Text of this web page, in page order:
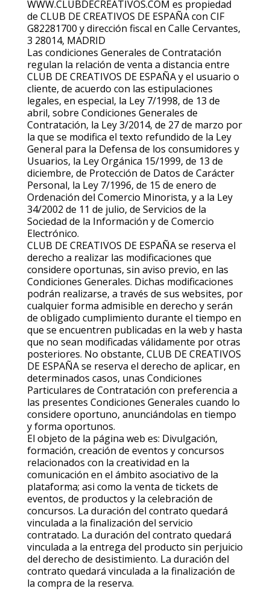
WWW.CLUBDECREATIVOS.COM es propiedad
de CLUB DE CREATIVOS DE ESPAÑA con CIF
G82281700 y dirección fiscal en Calle Cervantes,
3 28014, MADRID
Las condiciones Generales de Contratación
regulan la relación de venta a distancia entre
CLUB DE CREATIVOS DE ESPAÑA y el usuario o
cliente, de acuerdo con las estipulaciones
legales, en especial, la Ley 7/1998, de 13 de
abril, sobre Condiciones Generales de
Contratación, la Ley 3/2014, de 27 de marzo por
la que se modifica el texto refundido de la Ley
General para la Defensa de los consumidores y
Usuarios, la Ley Orgánica 15/1999, de 13 de
diciembre, de Protección de Datos de Carácter
Personal, la Ley 7/1996, de 15 de enero de
Ordenación del Comercio Minorista, y a la Ley
34/2002 de 11 de julio, de Servicios de la
Sociedad de la Información y de Comercio
Electrónico.
CLUB DE CREATIVOS DE ESPAÑA se reserva el
derecho a realizar las modificaciones que
considere oportunas, sin aviso previo, en las
Condiciones Generales. Dichas modificaciones
podrán realizarse, a través de sus websites, por
cualquier forma admisible en derecho y serán
de obligado cumplimiento durante el tiempo en
que se encuentren publicadas en la web y hasta
que no sean modificadas válidamente por otras
posteriores. No obstante, CLUB DE CREATIVOS
DE ESPAÑA se reserva el derecho de aplicar, en
determinados casos, unas Condiciones
Particulares de Contratación con preferencia a
las presentes Condiciones Generales cuando lo
considere oportuno, anunciándolas en tiempo
y forma oportunos.
El objeto de la página web es: Divulgación,
formación, creación de eventos y concursos
relacionados con la creatividad en la
comunicación en el ámbito asociativo de la
plataforma; asi como la venta de tickets de
eventos, de productos y la celebración de
concursos. La duración del contrato quedará
vinculada a la finalización del servicio
contratado. La duración del contrato quedará
vinculada a la entrega del producto sin perjuicio
del derecho de desistimiento. La duración del
contrato quedará vinculada a la finalización de
la compra de la reserva.